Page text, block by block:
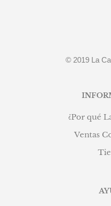
© 2019 La
¿Por qué
Ventas